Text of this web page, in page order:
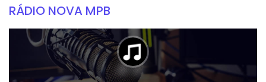
RÁDIO NOVA MPB